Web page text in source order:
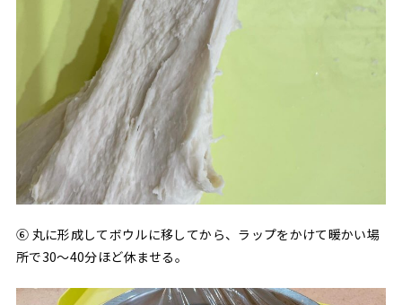
⑥ 丸に形成してボウルに移してから、ラップをかけて暖かい場
所で30〜40分ほど休ませる。